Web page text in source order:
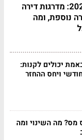
מס רכישה 2026: מדרגות דירה
נוספת, ומה
יכולים לקנות:
ויחס ההחזר
מס? מה השינוי ומה